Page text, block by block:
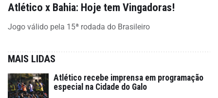
Atlético x Bahia: Hoje tem Vingadoras!
Jogo válido pela 15ª rodada do Brasileiro
MAIS LIDAS
Atlético recebe imprensa em programação
especial na Cidade do Galo